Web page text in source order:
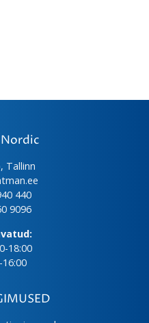
Tallinn
440
9096
18:00
16:00